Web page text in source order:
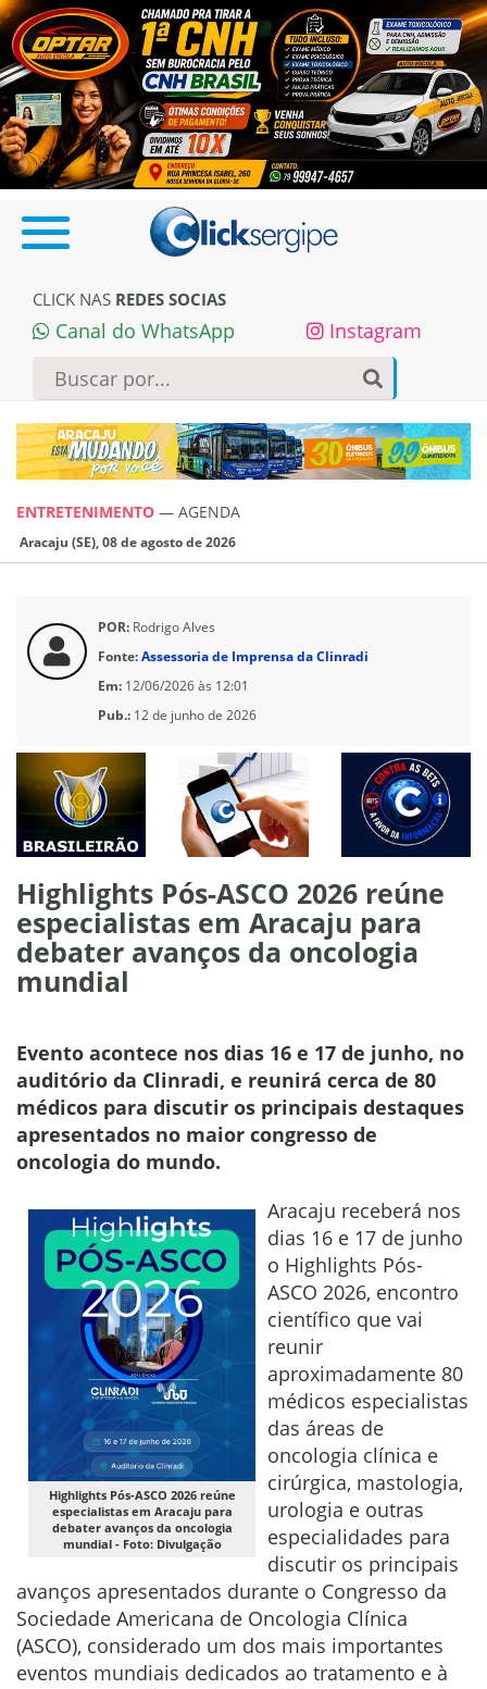
CLICK NAS REDES SOCIAS
Canal do WhatsApp Instagram
ENTRETENIMENTO — AGENDA
Aracaju (SE), 08 de agosto de 2026
POR: Rodrigo Alves
Fonte:Assessoria de Imprensa da Clinradi
Em: 12/06/2026 às 12:01
Pub.: 12 de junho de 2026
Highlights Pós-ASCO 2026 reúne
especialistas em Aracaju para
debater avanços da oncologia
mundial
Evento acontece nos dias 16 e 17 de junho, no
auditório da Clinradi, e reunirá cerca de 80
médicos para discutir os principais destaques
apresentados no maior congresso de
oncologia do mundo.
Highlights Pós-ASCO 2026 reúne
especialistas em Aracaju para
debater avanços da oncologia
mundial - Foto: Divulgação
Aracaju receberá nos
dias 16 e 17 de junho
o Highlights Pós-
ASCO 2026, encontro
científico que vai
reunir
aproximadamente 80
médicos especialistas
das áreas de
oncologia clínica e
cirúrgica, mastologia,
urologia e outras
especialidades para
discutir os principais
avanços apresentados durante o Congresso da
Sociedade Americana de Oncologia Clínica
(ASCO), considerado um dos mais importantes
eventos mundiais dedicados ao tratamento e à